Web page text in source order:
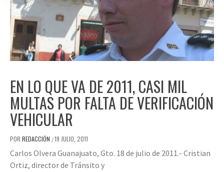
EN LO QUE VA DE 2011, CASI MIL
MULTAS POR FALTA DE VERIFICACIÓN
VEHICULAR
POR REDACCIÓN /19 JULIO, 2011
Carlos Olvera Guanajuato, Gto. 18 de julio de 2011.- Cristian
Ortiz, director de Tránsito y